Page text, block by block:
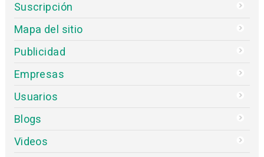
Suscripción
Mapa del sitio
Publicidad
Empresas
Usuarios
Blogs
Videos